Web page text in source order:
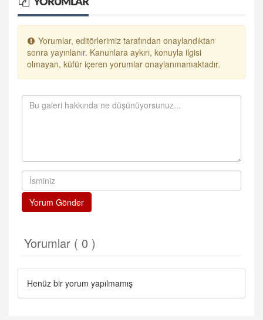
YORUMLAR
Yorumlar, editörlerimiz tarafından onaylandıktan
sonra yayınlanır. Kanunlara aykırı, konuyla ilgisi
olmayan, küfür içeren yorumlar onaylanmamaktadır.
Yorum Gönder
Yorumlar ( 0 )
Henüz bir yorum yapılmamış